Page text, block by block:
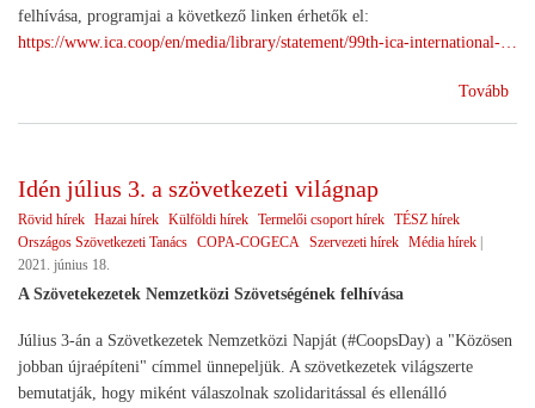
felhívása, programjai a következő linken érhetők el:
https://www.ica.coop/en/media/library/statement/99th-ica-international-…
Tovább
Idén július 3. a szövetkezeti világnap
Rövid hírek Hazai hírek Külföldi hírek Termelői csoport hírek TÉSZ hírek
Országos Szövetkezeti Tanács COPA-COGECA Szervezeti hírek Média hírek |
2021. június 18.
A Szövetekezetek Nemzetközi Szövetségének felhívása
Július 3-án a Szövetkezetek Nemzetközi Napját (#CoopsDay) a "Közösen
jobban újraépíteni" címmel ünnepeljük. A szövetkezetek világszerte
bemutatják, hogy miként válaszolnak szolidaritással és ellenálló